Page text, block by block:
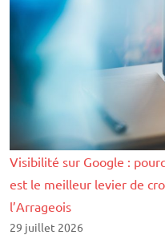
Visibilité sur Google :
est le meilleur levier de
l’Arrageois
29 juillet 2026